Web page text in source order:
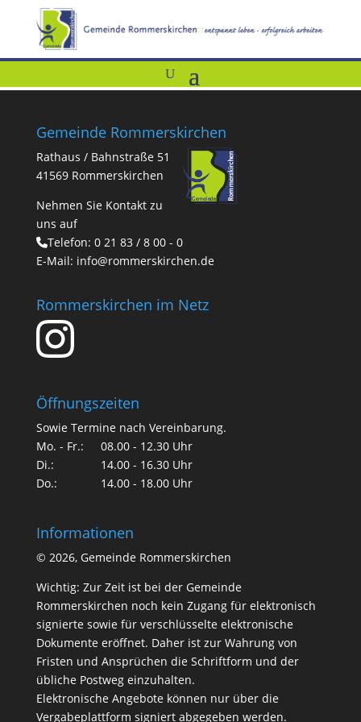
Gemeinde Rommerskirchen
Rathaus / Bahnstraße 51
41569 Rommerskirchen
Nehmen Sie Kontakt zu
uns auf
Telefon: 0 21 83 / 8 00 - 0
E-Mail: info@rommerskirchen.de
Rommerskirchen im Netz
Öffnungszeiten
Sowie Termine nach Vereinbarung.
Mo. - Fr.:
08.00 - 12.30 Uhr
Di.:
14.00 - 16.30 Uhr
Do.:
14.00 - 18.00 Uhr
Informationen
© 2026, Gemeinde Rommerskirchen
Wichtig: Zur Zeit ist bei der Gemeinde
Rommerskirchen noch kein Zugang für elektronisch
signierte sowie für verschlüsselte elektronische
Dokumente eröffnet. Daher ist zur Wahrung von
Fristen und Ansprüchen die Schriftform und der
übliche Postweg einzuhalten.
Elektronische Angebote können nur über die
Vergabeplattform signiert abgegeben werden.